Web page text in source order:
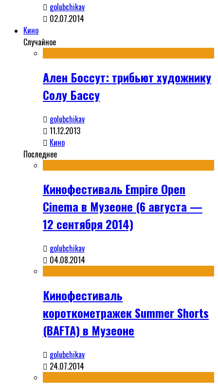
golubchikav
02.07.2014
Кино
Случайное
Ален Боссут: трибьют художнику
Солу Бассу
golubchikav
11.12.2013
Кино
Последнее
Кинофестиваль Empire Open
Cinema в Музеоне (6 августа —
12 сентября 2014)
golubchikav
04.08.2014
Кинофестиваль
короткометражек Summer Shorts
(BAFTA) в Музеоне
golubchikav
24.07.2014